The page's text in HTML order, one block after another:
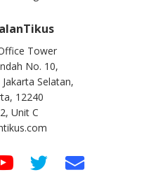
Tower
No. 10,
Selatan,
12240
Unit C